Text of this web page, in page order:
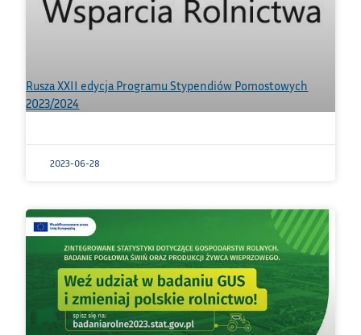
Rusza XXII edycja Programu Stypendiów Pomostowych
2023/2024
2023-06-28